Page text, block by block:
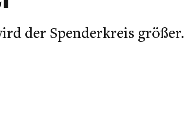
der Spenderkreis größer.